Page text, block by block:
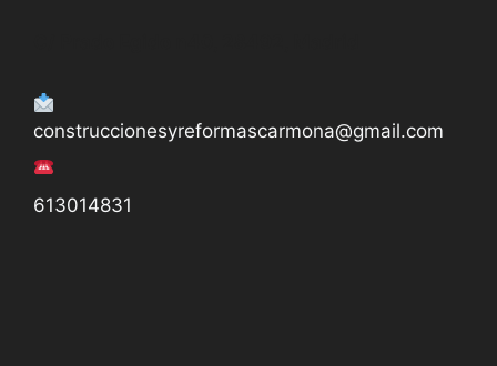
construccionesyreformascarmona@gmail.com
613014831